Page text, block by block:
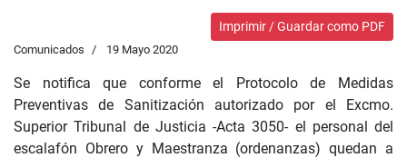
Imprimir / Guardar como PDF
Comunicados 19 Mayo 2020
Se notifica que conforme el Protocolo de Medidas
Preventivas de Sanitización autorizado por el Excmo.
Superior Tribunal de Justicia -Acta 3050- el personal del
escalafón Obrero y Maestranza (ordenanzas) quedan a